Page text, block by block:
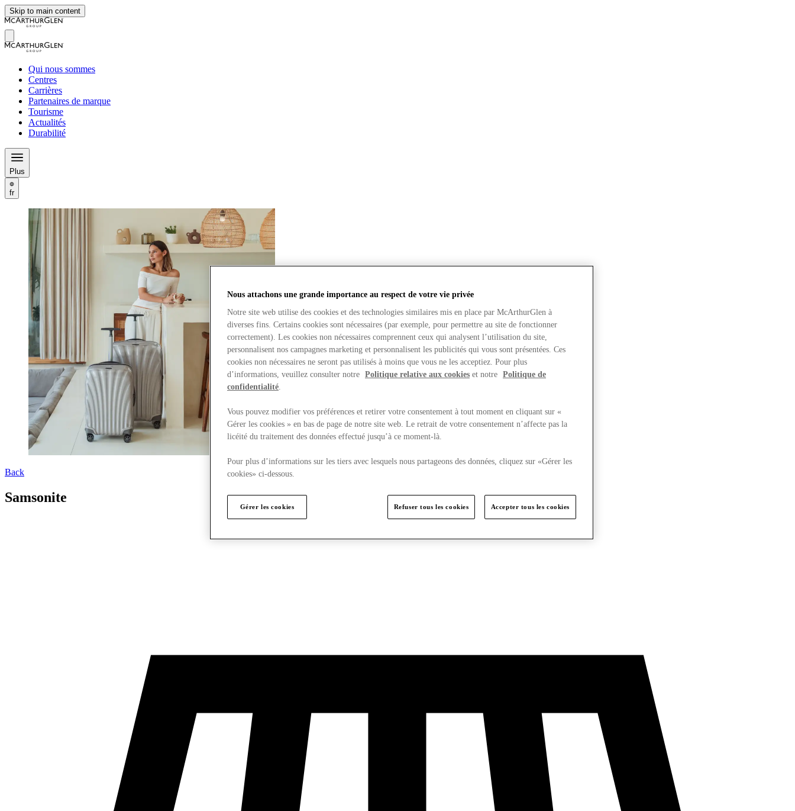
Skip to main content
Qui nous sommes
Centres
Carrières
Partenaires de marque
Tourisme
Actualités
Durabilité
Plus
fr
Back
Samsonite
Nous attachons une grande importance au respect de votre vie privée
Notre site web utilise des cookies et des technologies similaires mis en place par McArthurGlen à
diverses fins. Certains cookies sont nécessaires (par exemple, pour permettre au site de fonctionner
correctement). Les cookies non nécessaires comprennent ceux qui analysent l’utilisation du site,
personnalisent nos campagnes marketing et personnalisent les publicités qui vous sont présentées. Ces
cookies non nécessaires ne seront pas utilisés à moins que vous ne les acceptiez. Pour plus
d’informations, veuillez consulter notre Politique relative aux cookies et notre Politique de
confidentialité.
Vous pouvez modifier vos préférences et retirer votre consentement à tout moment en cliquant sur «
Gérer les cookies » en bas de page de notre site web. Le retrait de votre consentement n’affecte pas la
licéité du traitement des données effectué jusqu’à ce moment-là.
Pour plus d’informations sur les tiers avec lesquels nous partageons des données, cliquez sur «Gérer les
cookies» ci-dessous.
Gérer les cookies Refuser tous les cookies Accepter tous les cookies